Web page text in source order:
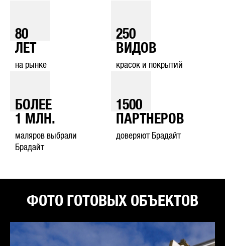
80
ЛЕТ
на рынке
250
ВИДОВ
красок и покрытий
БОЛЕЕ
1
МЛН.
маляров выбрали
Брадайт
1500
ПАРТНЕРОВ
доверяют Брадайт
ФОТО ГОТОВЫХ ОБЪЕКТОВ